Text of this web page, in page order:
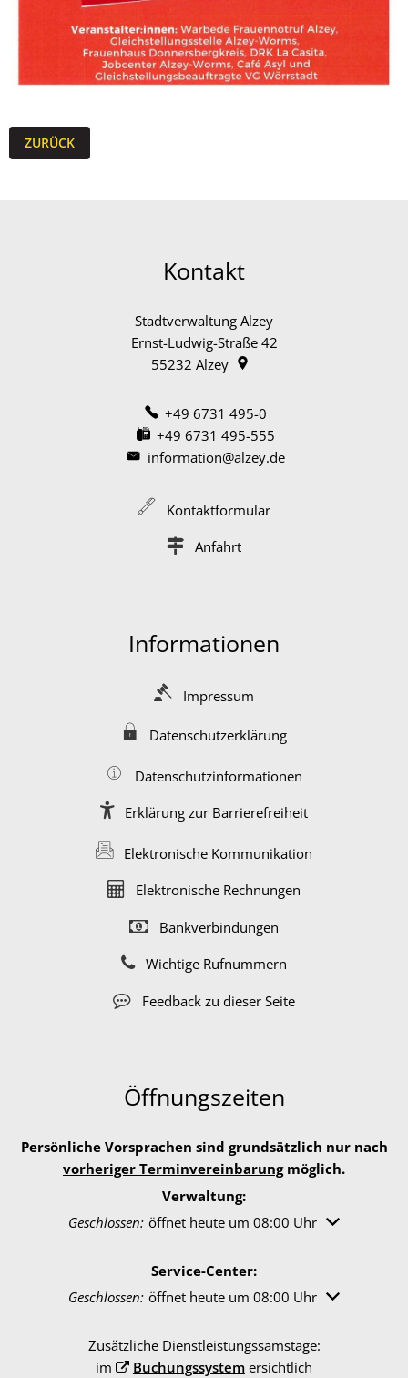
ZURÜCK
Kontakt
Stadtverwaltung Alzey
Ernst-Ludwig-Straße 42
55232 Alzey
+49 6731 495-0
+49 6731 495-555
information@alzey.de
Kontaktformular
Anfahrt
Informationen
Impressum
Datenschutzerklärung
Datenschutzinformationen
Erklärung zur Barrierefreiheit
Elektronische Kommunikation
Elektronische Rechnungen
Bankverbindungen
Wichtige Rufnummern
Feedback zu dieser Seite
Öffnungszeiten
Persönliche Vorsprachen sind grundsätzlich nur nach
vorheriger Terminvereinbarungmöglich.
Verwaltung:
Klicken, um weitere Öffnungs- oder Schließzeiten
Geschlossen: öffnet heute um 08:00 Uhr
Service-Center:
Klicken, um weitere Öffnungs- oder Schließzeiten
Geschlossen: öffnet heute um 08:00 Uhr
Zusätzliche Dienstleistungssamstage:
im
Buchungssystemersichtlich